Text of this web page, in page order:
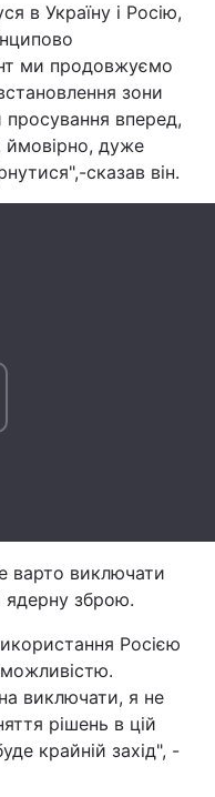
в Україну і Росію,
ми продовжуємо
зони
вперед,
ймовірно, дуже
сказав він.
варто виключати
ядерну зброю.
Росією
виключати, я не
рішень в цій
крайній захід", -